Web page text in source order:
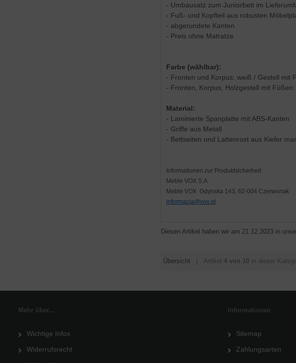
- Umbausatz zum Juniorbett im
- Fuß- und Kopfteil aus robusten
- abgerundete Kanten
- Preis ohne Matratze
Farbe (wählbar):
- Fronten und Korpus: weiß / Gestell mit
- Fronten, Korpus, Holzgestell mit
Material:
- Laminierte Spanplatte mit ABS-Kanten
- Griffe aus Metall
- Bettseiten und Lattenrost aus Kiefer
Informationen zur Produktsicherheit
Meble VOX S.A.
Meble VOX Gdynska 143, 62-004 Czerwonak
informacja@vox.pl
Diesen Artikel haben wir am 21.12.2023 in
Übersicht | Artikel 4 von 10 in dieser
Mehr über...
Wichtige Infos
Widerrufsrecht
Informationen
Sitemap
Zahlungsarten